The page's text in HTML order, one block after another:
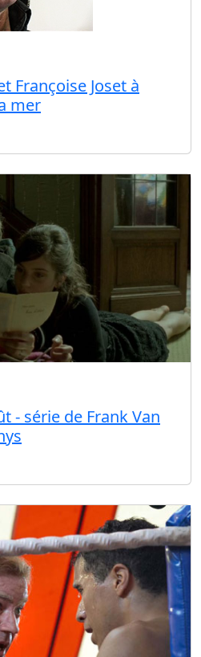
Françoise Joset à
mer
- série de Frank Van